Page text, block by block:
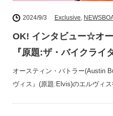
2024/9/3 Exclusive,
OK! インタビュー☆オ
『原題:ザ・バイクライ
オースティン・バトラー(Austin
ヴィス』(原題:Elvis)のエルヴィ